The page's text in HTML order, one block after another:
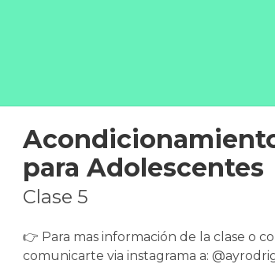
para Adolescentes
Clase 5
👉 Para mas información de la clase o
comunicarte via instagrama a: